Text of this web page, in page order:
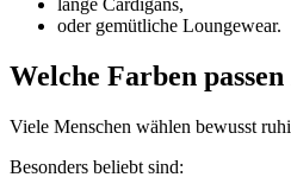
lange Cardigans,
oder gemütliche Loungewear.
Welche Farben
Viele Menschen wählen bewusst
Besonders beliebt sind: